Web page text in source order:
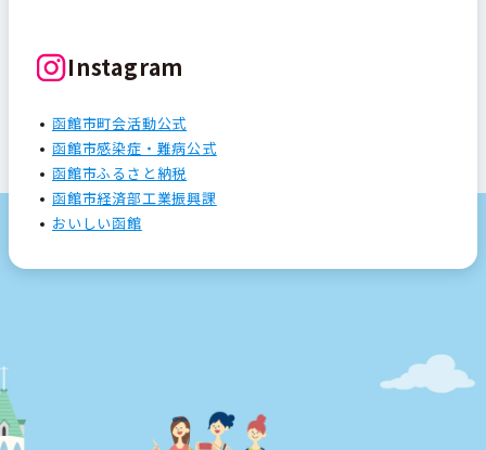
Instagram
函館市町会活動公式
函館市感染症・難病公式
函館市ふるさと納税
函館市経済部工業振興課
おいしい函館